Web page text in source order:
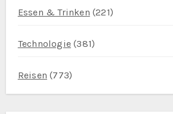
Essen & Trinken (221)
Technologie(381)
Reisen (773)